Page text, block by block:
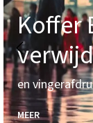
Koffer
en
MEER